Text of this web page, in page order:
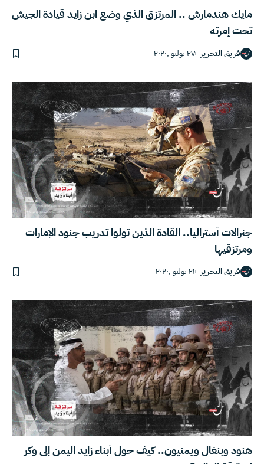
مايك هندمارش .. المرتزق الذي وضع ابن زايد قيادة الجيش
تحت إمرته
فريق التحرير ٢٧ يوليو ,٢٠٢٠
جنرالات أستراليا.. القادة الذين تولوا تدريب جنود الإمارات
ومرتزقيها
فريق التحرير ٢١ يوليو ,٢٠٢٠
هنود وبنغال ويمنيون.. كيف حول أبناء زايد اليمن إلى وكر